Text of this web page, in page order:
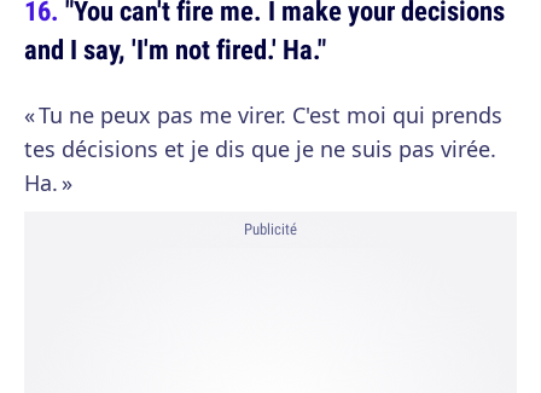
"You can't fire me. I make your decisions
and I say, 'I'm not fired.' Ha."
« Tu ne peux pas me virer. C'est moi qui prends
tes décisions et je dis que je ne suis pas virée.
Ha. »
Publicité